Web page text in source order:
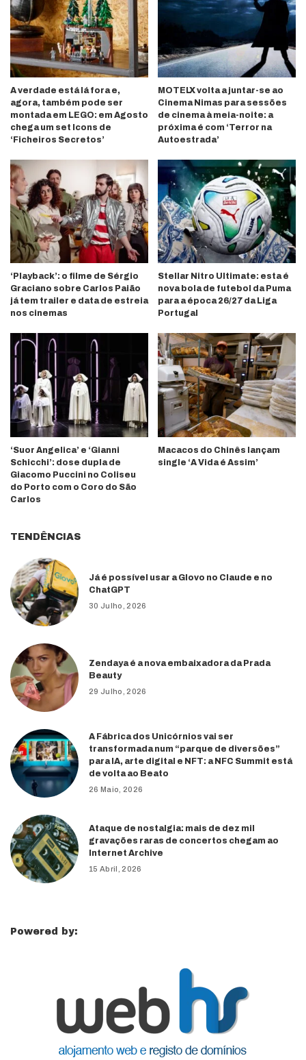
A verdade está lá fora e,
agora, também pode ser
montada em LEGO: em Agosto
chega um set Icons de
‘Ficheiros Secretos’
MOTELX volta a juntar-se ao
Cinema Nimas para sessões
de cinema à meia-noite: a
próxima é com ‘Terror na
Autoestrada’
‘Playback’: o filme de Sérgio
Graciano sobre Carlos Paião
já tem trailer e data de estreia
nos cinemas
Stellar Nitro Ultimate: esta é
nova bola de futebol da Puma
para a época 26/27 da Liga
Portugal
‘Suor Angelica’ e ‘Gianni
Schicchi’: dose dupla de
Giacomo Puccini no Coliseu
do Porto com o Coro do São
Carlos
Macacos do Chinês lançam
single ‘A Vida é Assim’
TENDÊNCIAS
Já é possível usar a Glovo no Claude e no
ChatGPT
30 Julho, 2026
Zendaya é a nova embaixadora da Prada
Beauty
29 Julho, 2026
A Fábrica dos Unicórnios vai ser
transformada num “parque de diversões”
para IA, arte digital e NFT: a NFC Summit está
de volta ao Beato
26 Maio, 2026
Ataque de nostalgia: mais de dez mil
gravações raras de concertos chegam ao
Internet Archive
15 Abril, 2026
Powered by: